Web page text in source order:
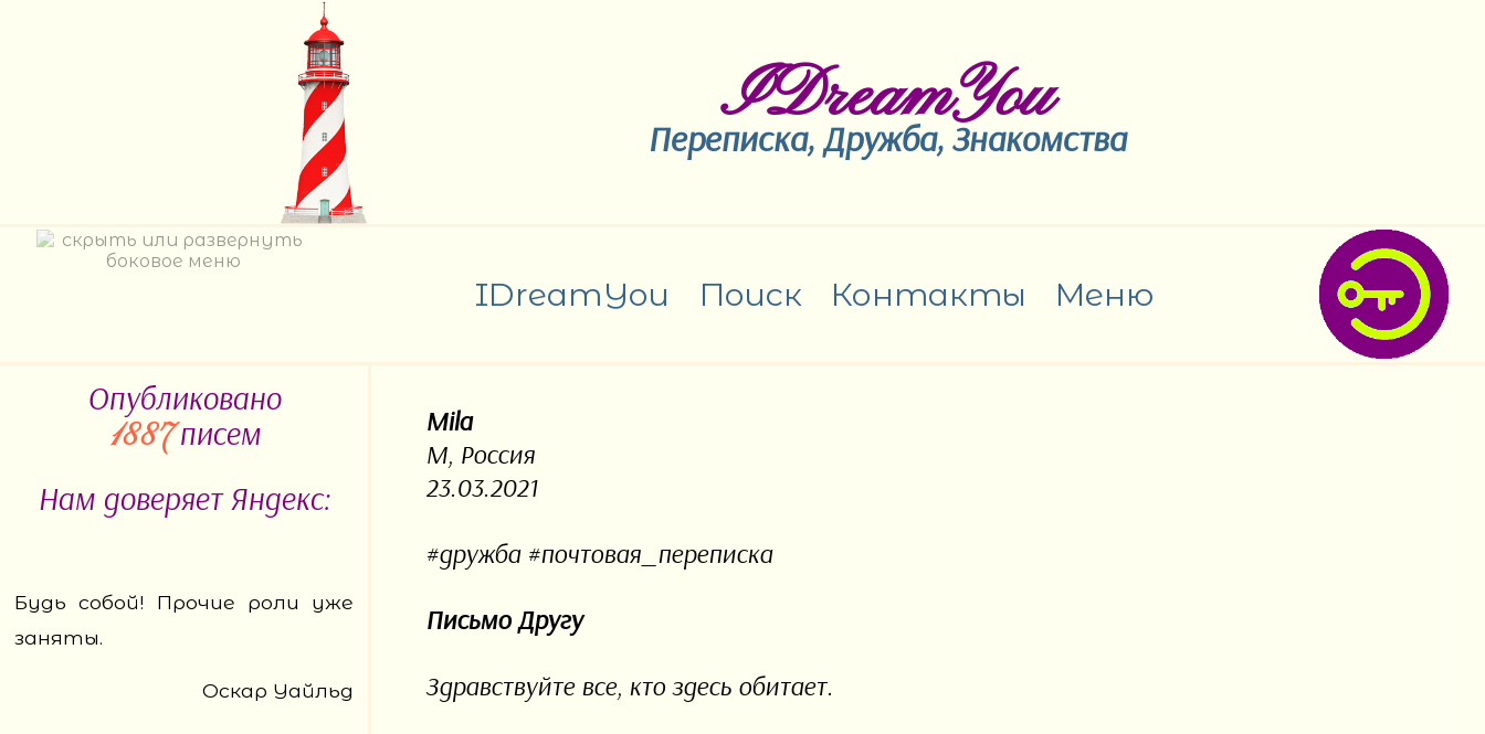
IDreamYou
Переписка, Дружба, Знакомства
IDreamYou Поиск Контакты Меню
Опубликовано
1887писем
Нам доверяет Яндекс:
Будь собой! Прочие роли уже
заняты.
Оскар Уайльд
Mila
М, Россия
23.03.2021
#дружба #почтовая_переписка
Письмо Другу
Здравствуйте все, кто здесь обитает.